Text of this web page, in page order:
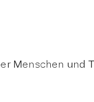
Menschen und